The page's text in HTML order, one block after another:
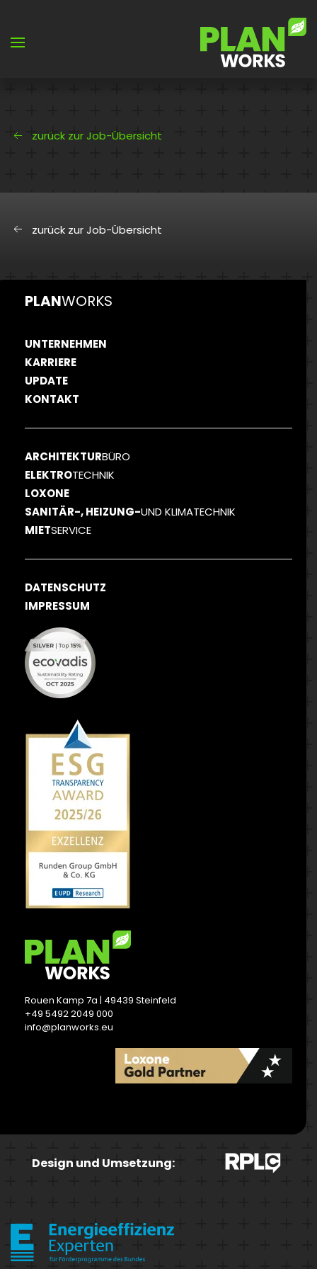
zurück zur Job-Übersicht
zurück zur Job-Übersicht
PLANWORKS
UNTERNEHMEN
KARRIERE
UPDATE
KONTAKT
ARCHITEKTURBÜRO
ELEKTROTECHNIK
LOXONE
SANITÄR-, HEIZUNG-UND KLIMATECHNIK
MIETSERVICE
DATENSCHUTZ
IMPRESSUM
Rouen Kamp 7a | 49439 Steinfeld
+49 5492 2049 000
info@planworks.eu
Design und Umsetzung: